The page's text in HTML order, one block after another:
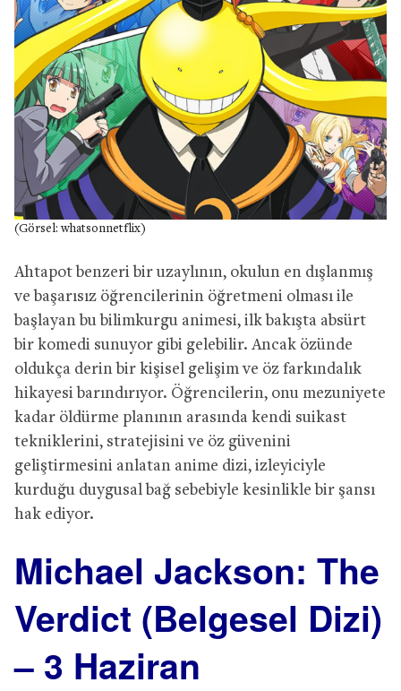
(Görsel: whatsonnetflix)
Ahtapot benzeri bir uzaylının, okulun en dışlanmış
ve başarısız öğrencilerinin öğretmeni olması ile
başlayan bu bilimkurgu animesi, ilk bakışta absürt
bir komedi sunuyor gibi gelebilir. Ancak özünde
oldukça derin bir kişisel gelişim ve öz farkındalık
hikayesi barındırıyor. Öğrencilerin, onu mezuniyete
kadar öldürme planının arasında kendi suikast
tekniklerini, stratejisini ve öz güvenini
geliştirmesini anlatan anime dizi, izleyiciyle
kurduğu duygusal bağ sebebiyle kesinlikle bir şansı
hak ediyor.
Michael Jackson: The
Verdict (Belgesel Dizi)
– 3 Haziran